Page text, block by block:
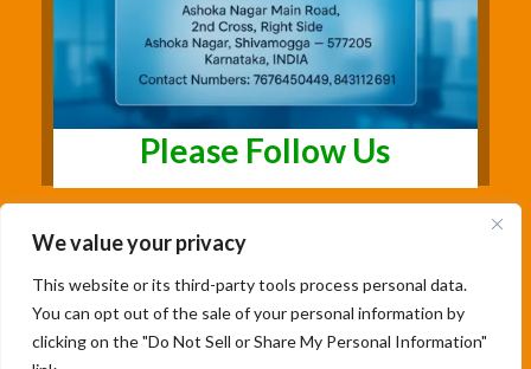
We value your privacy
This website or its third-party tools process personal data.
You can opt out of the sale of your personal information by
clicking on the "Do Not Sell or Share My Personal Information"
Please Follow Us